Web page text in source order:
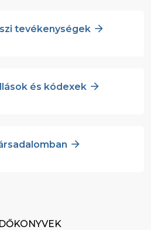
tevékenységek
és kódexek